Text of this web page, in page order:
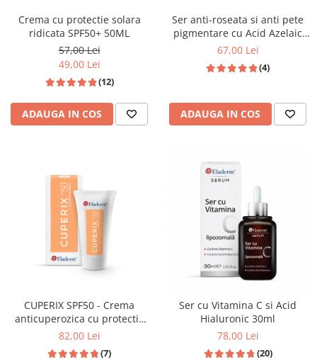
Pachete
Crema cu protectie solara
ridicata SPF50+ 50ML
57,00 Lei
49,00 Lei
(12)
ADAUGA IN COS
Ser anti-roseata si anti pete
pigmentare cu Acid Azelaic
10% si Acid Hialuronic 30ml
67,00 Lei
(4)
ADAUGA IN COS
CUPERIX SPF50 - Crema
anticuperozica cu protectie
solara ridicata - 50ML
82,00 Lei
(7)
Ser cu Vitamina C si Acid
Hialuronic 30ml
78,00 Lei
(20)